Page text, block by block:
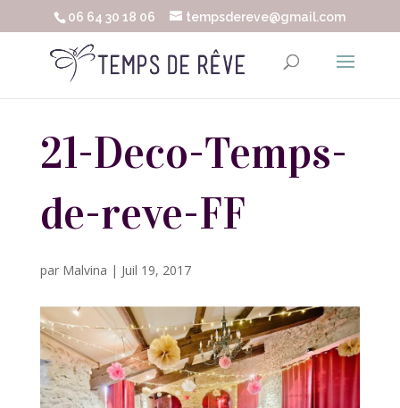
06 64 30 18 06 tempsdereve@gmail.com
21-Deco-Temps-
de-reve-FF
par Malvina | Juil 19, 2017